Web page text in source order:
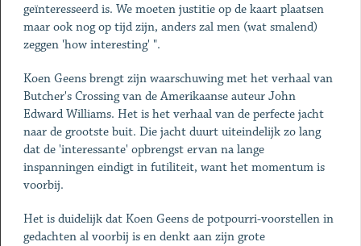
geïnteresseerd is. We moeten justitie op de kaart plaatsen
maar ook nog op tijd zijn, anders zal men (wat smalend)
zeggen 'how interesting' ".
Koen Geens brengt zijn waarschuwing met het verhaal van
Butcher's Crossing van de Amerikaanse auteur John
Edward Williams. Het is het verhaal van de perfecte jacht
naar de grootste buit. Die jacht duurt uiteindelijk zo lang
dat de 'interessante' opbrengst ervan na lange
inspanningen eindigt in futiliteit, want het momentum is
voorbij.
Het is duidelijk dat Koen Geens de potpourri-voorstellen in
gedachten al voorbij is en denkt aan zijn grote